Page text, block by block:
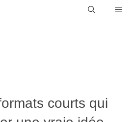
courts qui